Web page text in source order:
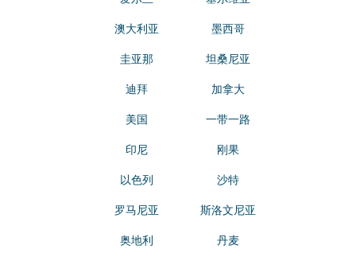
澳大利亚 墨西哥
圭亚那 坦桑尼亚
迪拜 加拿大
美国 一带一路
印尼 刚果
以色列 沙特
罗马尼亚 斯洛文尼亚
奥地利 丹麦